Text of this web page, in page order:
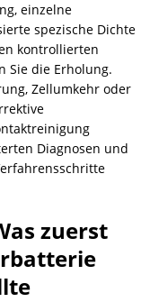
einzelne
spezische Dichte
kontrollierten
Sie die Erholung.
Zellumkehr oder
Diagnosen und
zuerst